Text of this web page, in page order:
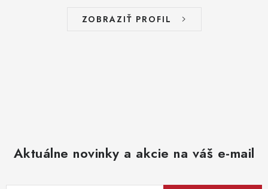
ZOBRAZIŤ PROFIL
Aktuálne novinky a akcie na váš e-mail